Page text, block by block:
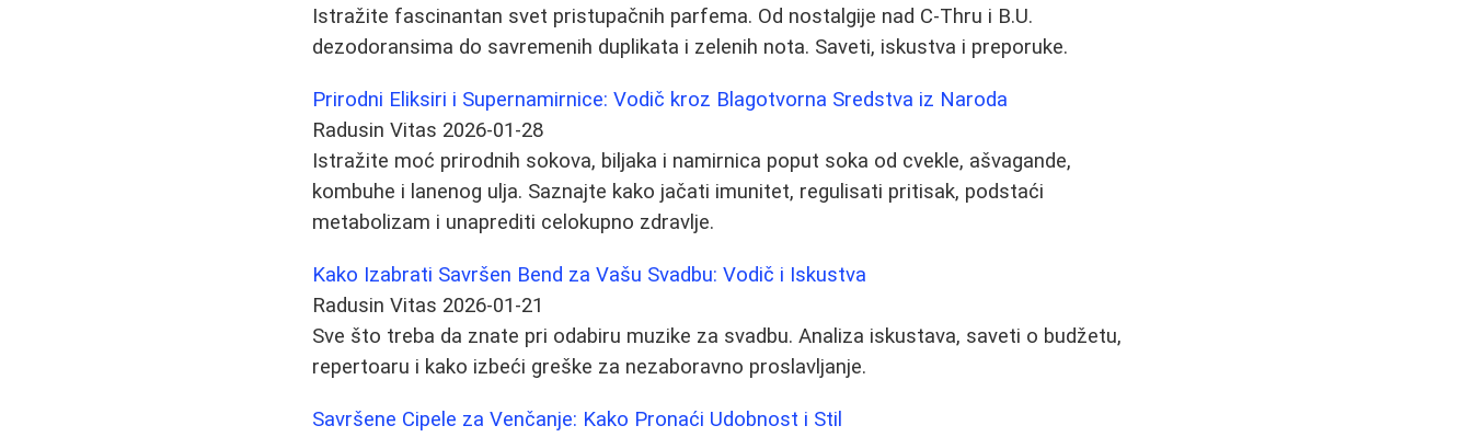
Istražite fascinantan svet pristupačnih parfema. Od nostalgije nad C-Thru i B.U.
dezodoransima do savremenih duplikata i zelenih nota. Saveti, iskustva i preporuke.
Prirodni Eliksiri i Supernamirnice: Vodič kroz Blagotvorna Sredstva iz Naroda
Radusin Vitas 2026-01-28
Istražite moć prirodnih sokova, biljaka i namirnica poput soka od cvekle, ašvagande,
kombuhe i lanenog ulja. Saznajte kako jačati imunitet, regulisati pritisak, podstaći
metabolizam i unaprediti celokupno zdravlje.
Kako Izabrati Savršen Bend za Vašu Svadbu: Vodič i Iskustva
Radusin Vitas 2026-01-21
Sve što treba da znate pri odabiru muzike za svadbu. Analiza iskustava, saveti o budžetu,
repertoaru i kako izbeći greške za nezaboravno proslavljanje.
Savršene Cipele za Venčanje: Kako Pronaći Udobnost i Stil